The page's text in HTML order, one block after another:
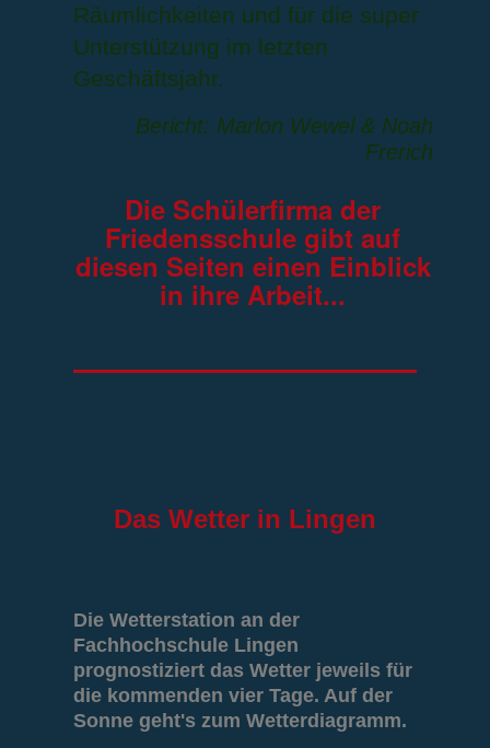
Räumlichkeiten und für die super
Unterstützung im letzten
Geschäftsjahr.
Bericht: Marlon Wewel & Noah
Frerich
Die Schülerfirma der
Friedensschule gibt auf
diesen Seiten einen Einblick
in ihre Arbeit...
Das Wetter in Lingen
Die Wetterstation an der
Fachhochschule Lingen
prognostiziert das Wetter jeweils für
die kommenden vier Tage. Auf der
Sonne geht's zum Wetterdiagramm.